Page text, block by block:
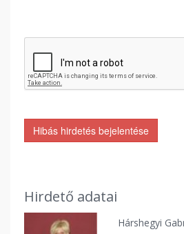
Hibás hirdetés bejelentése
Hirdető adatai
Hárshegyi